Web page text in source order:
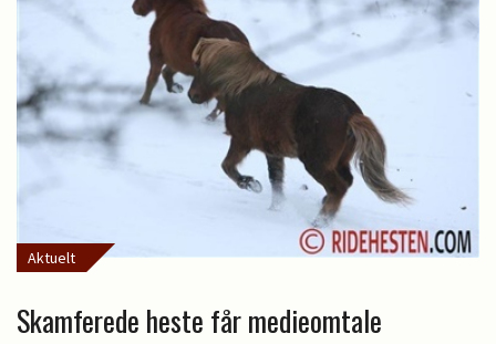
Aktuelt
Skamferede heste får medieomtale